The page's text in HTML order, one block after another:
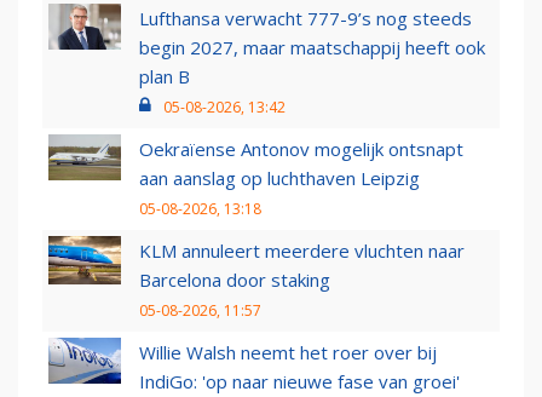
Lufthansa verwacht 777-9’s nog steeds
begin 2027, maar maatschappij heeft ook
plan B
05-08-2026, 13:42
Oekraïense Antonov mogelijk ontsnapt
aan aanslag op luchthaven Leipzig
05-08-2026, 13:18
KLM annuleert meerdere vluchten naar
Barcelona door staking
05-08-2026, 11:57
Willie Walsh neemt het roer over bij
IndiGo: 'op naar nieuwe fase van groei'